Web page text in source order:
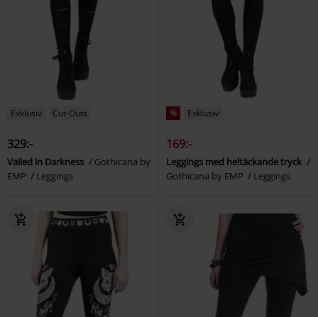
Exklusiv Cut-Outs
329:-
Vailed in Darkness
Gothicana by
EMP
Leggings
% Exklusiv
169:-
Leggings med heltäckande tryck
Gothicana by EMP
Leggings